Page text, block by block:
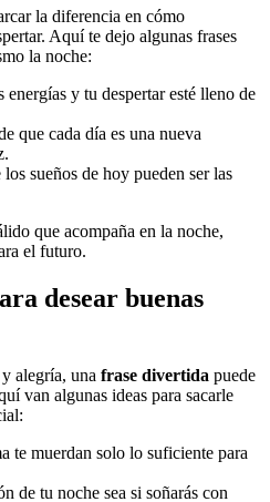
la diferencia en cómo
Aquí te dejo algunas frases
la noche:
energías y tu despertar esté lleno de
que cada día es una nueva
sueños de hoy pueden ser las
que acompaña en la noche,
el futuro.
desear buenas
alegría, una frase divertida puede
van algunas ideas para sacarle
te muerdan solo lo suficiente para
de tu noche sea si soñarás con